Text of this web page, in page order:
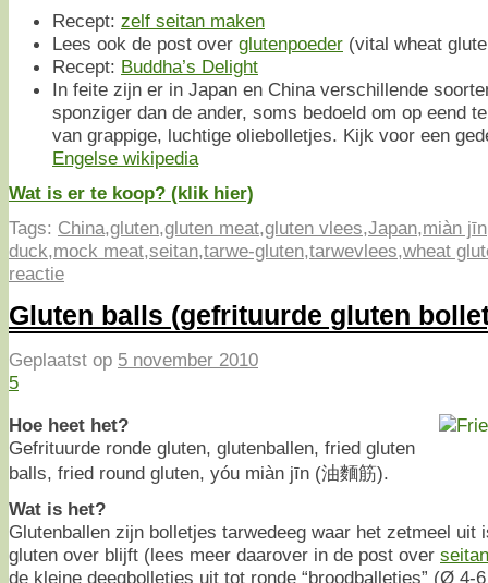
Recept: zelf seitan maken
Lees ook de post over glutenpoeder (vital wheat
Recept: Buddha’s Delight
In feite zijn er in Japan en China verschillende
sponziger dan de ander, soms bedoeld om op eend
van grappige, luchtige oliebolletjes. Kijk voor een
Engelse wikipedia
Wat is er te koop? (klik hier)
Tags: China,gluten,gluten meat,gluten vlees,Japan,miàn jīn
duck,mock meat,seitan,tarwe-gluten,tarwevlees,wheat
reactie
Gluten balls (gefrituurde gluten
Geplaatst op 5 november 2010
5
Hoe heet het?
Gefrituurde ronde gluten, glutenballen, fried gluten
balls, fried round gluten, yóu miàn jīn (油麵筋).
Wat is het?
Glutenballen zijn bolletjes tarwedeeg waar het zetmeel uit
gluten over blijft (lees meer daarover in de post over seitan
de kleine deegbolletjes uit tot ronde “broodballetjes” (Ø 4-